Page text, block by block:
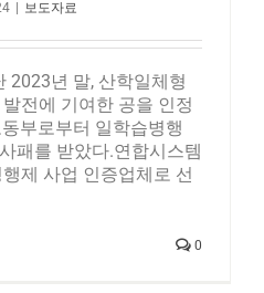
| 보도자료
2023년 말, 산학일체형
전에 기여한 공을 인정
부로부터 일학습병행
패를 받았다.연합시스템
제 사업 인증업체로 선
0